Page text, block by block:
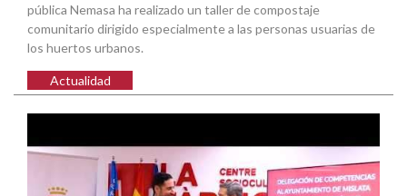
pública Nemasa ha realizado un taller de compostaje
comunitario dirigido especialmente a las personas usuarias de
los huertos urbanos.
Actualidad